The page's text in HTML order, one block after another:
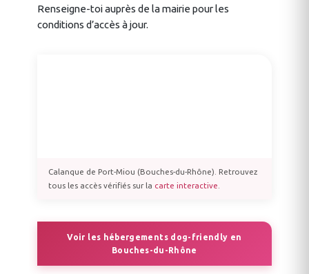
Renseigne-toi auprès de la mairie pour les
conditions d’accès à jour.
Calanque de Port-Miou (Bouches-du-Rhône). Retrouvez
tous les accès vérifiés sur la carte interactive
Voir les hébergements dog-friendly en
Bouches-du-Rhône